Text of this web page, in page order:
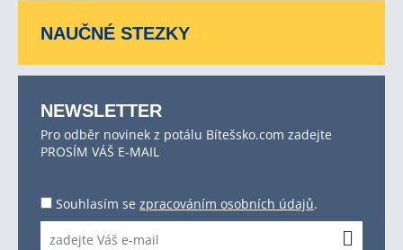
NAUČNÉ STEZKY
NEWSLETTER
Pro odběr novinek z potálu Bítešsko.com zadejte
PROSÍM VÁŠ E-MAIL
Souhlasím se zpracováním osobních údajů.